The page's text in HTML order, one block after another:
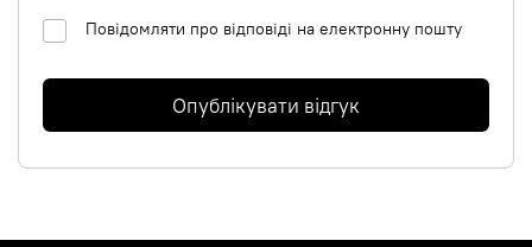
Повідомляти про відповіді на електронну пошту
Опублікувати відгук